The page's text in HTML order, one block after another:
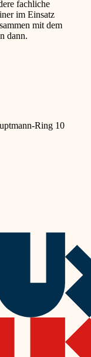
fachliche
im Einsatz
mit dem
dann.
Ring 10